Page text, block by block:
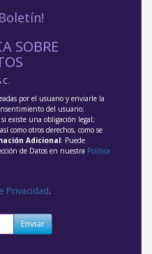
SOBRE
por el usuario y enviarle la
del usuario;
existe una obligación legal;
como otros derechos, como se
Adicional: Puede
de Datos en nuestra Política
Privacidad.
Enviar